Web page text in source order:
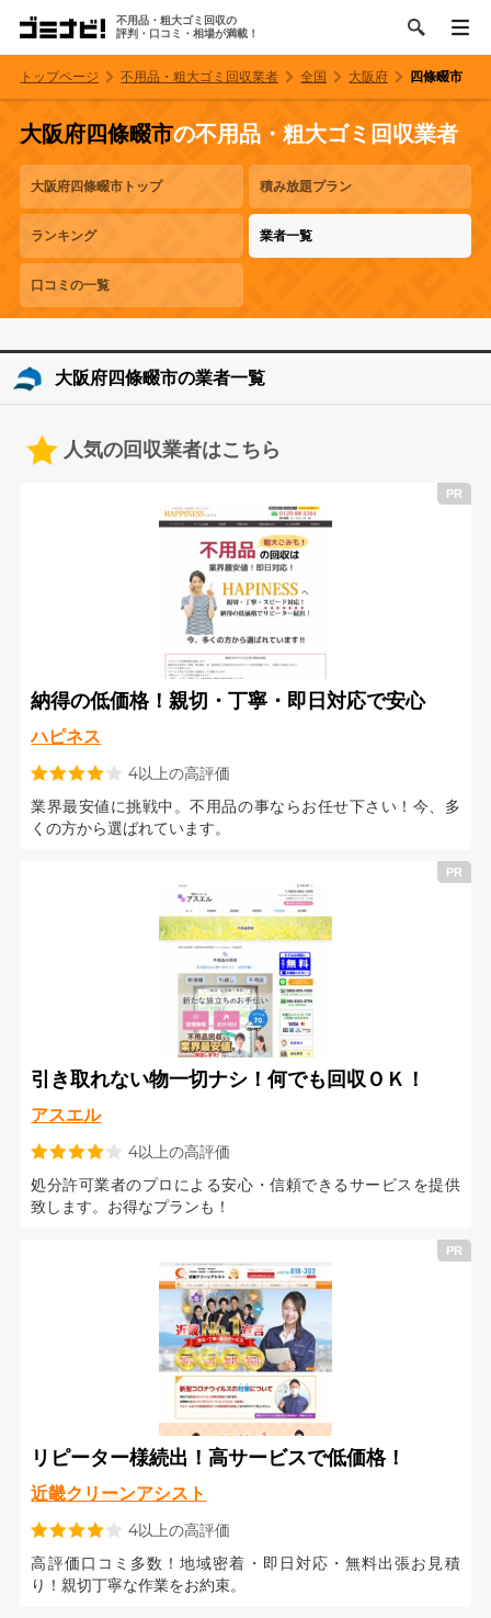
不用品・粗大ゴミ回収の
評判・口コミ・相場が満載！
トップページ 不用品・粗大ゴミ回収業者 全国 大阪府 四條畷市
大阪府四條畷市の不用品・粗大ゴミ回収業者
大阪府四條畷市トップ 積み放題プラン
ランキング 業者一覧
口コミの一覧
大阪府四條畷市の業者一覧
人気の回収業者はこちら
納得の低価格！親切・丁寧・即日対応で安心
ハピネス
4以上の高評価
業界最安値に挑戦中。不用品の事ならお任せ下さい！今、多
くの方から選ばれています。
引き取れない物一切ナシ！何でも回収ＯＫ！
アスエル
4以上の高評価
処分許可業者のプロによる安心・信頼できるサービスを提供
致します。お得なプランも！
リピーター様続出！高サービスで低価格！
近畿クリーンアシスト
4以上の高評価
高評価口コミ多数！地域密着・即日対応・無料出張お見積
り！親切丁寧な作業をお約束。